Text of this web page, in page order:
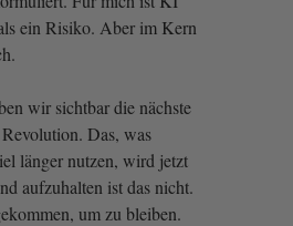
ein Risiko. Aber im Kern
wir sichtbar die nächste
Das, was
länger nutzen, wird jetzt
aufzuhalten ist das nicht.
um zu bleiben.